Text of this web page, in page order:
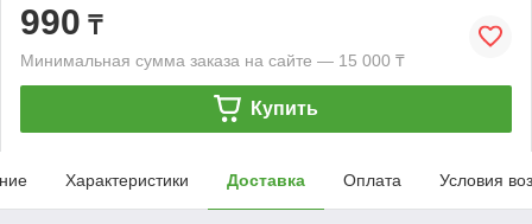
990 ₸
Минимальная сумма заказа на сайте — 15 000 ₸
Купить
Характеристики Доставка Оплата Условия